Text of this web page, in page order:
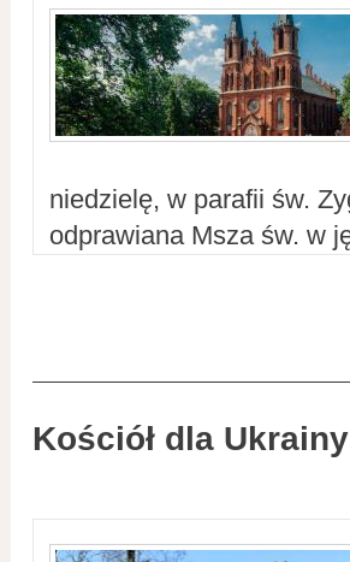
niedzielę, w parafii św.
odprawiana Msza św. w
Kościół dla